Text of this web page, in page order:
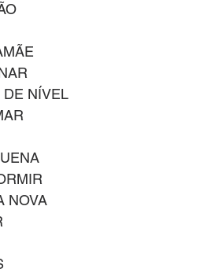
DE NÍVEL
NOVA